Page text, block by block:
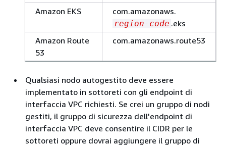
Amazon EKS com.amazonaws.
region-code .eks
Amazon Route
53
com.amazonaws.route53
Qualsiasi nodo autogestito deve essere
implementato in sottoreti con gli endpoint di
interfaccia VPC richiesti. Se crei un gruppo di nodi
gestiti, il gruppo di sicurezza dell'endpoint di
interfaccia VPC deve consentire il CIDR per le
sottoreti oppure dovrai aggiungere il gruppo di